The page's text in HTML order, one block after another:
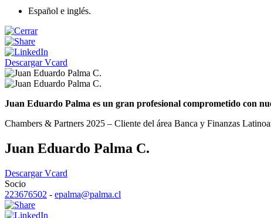
Español e inglés.
Descargar Vcard
Juan Eduardo Palma es un gran profesional comprometido con
Chambers & Partners 2025 – Cliente del área Banca y Finanzas
Juan Eduardo Palma C.
Descargar Vcard
Socio
223676502 - epalma@palma.cl